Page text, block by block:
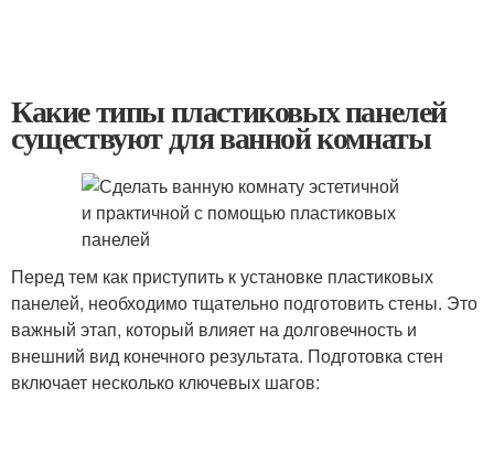
Какие типы пластиковых панелей
существуют для ванной комнаты
Перед тем как приступить к установке пластиковых
панелей, необходимо тщательно подготовить стены. Это
важный этап, который влияет на долговечность и
внешний вид конечного результата. Подготовка стен
включает несколько ключевых шагов: